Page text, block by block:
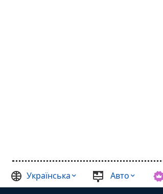
Українська Авто